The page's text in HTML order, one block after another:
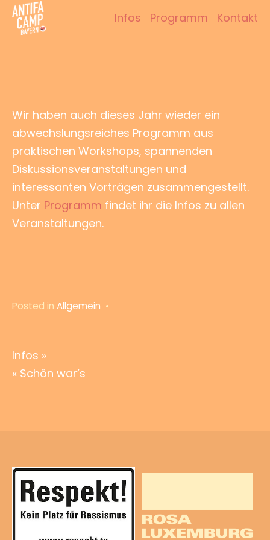
Zum
Inhalt
Infos Programm Kontakt
Wir haben auch dieses Jahr wieder ein
abwechslungsreiches Programm aus
praktischen Workshops, spannenden
Diskussionsveranstaltungen und
interessanten Vorträgen zusammengestellt.
Unter Programm findet ihr die Infos zu allen
Veranstaltungen.
Posted in Allgemein •
Beitragsnavigation
Infos »
« Schön war’s